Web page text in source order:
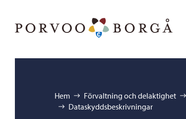
Bläddra:
Hem Förvaltning och delaktighet
Dataskyddsbeskrivningar